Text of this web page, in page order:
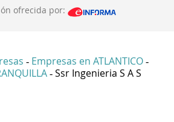
ofrecida por:
- Empresas en ATLANTICO -
- Ssr Ingenieria S A S